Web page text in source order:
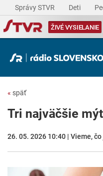
Správy STVR Deti
ŽIVÉ VYSIELANIE
« späť
Tri najväčšie
26. 05. 2026 10:40 | Vieme,